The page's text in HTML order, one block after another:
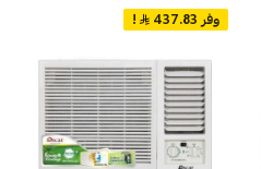
وفر 437.83 !